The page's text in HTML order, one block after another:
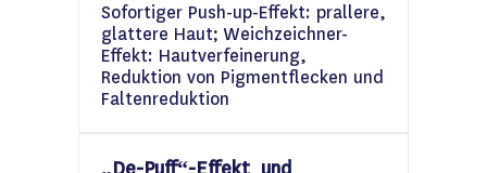
Sofortiger Push-up-Effekt: prallere,
glattere Haut; Weichzeichner-
Effekt: Hautverfeinerung,
Reduktion von Pigmentflecken und
Faltenreduktion